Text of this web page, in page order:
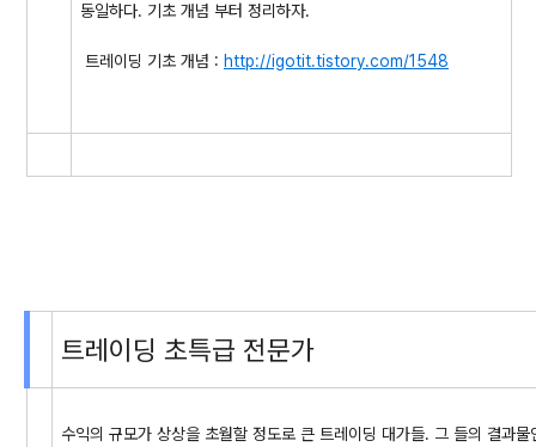
동일하다. 기초 개념 부터 정리하자.
트레이딩 기초 개념 : http://igotit.tistory.com/1548
트레이딩 초특급 전문가
수익의 규모가 상상을 초월할 정도로 큰 트레이딩 대가들. 그 들의 결과